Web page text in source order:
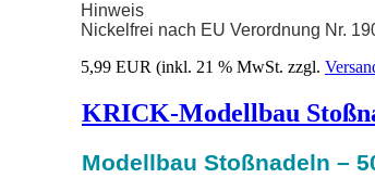
Hinweis
Nickelfrei nach EU Verordnung Nr.
5,99 EUR (inkl. 21 % MwSt. zzgl.
KRICK-Modellbau
Modellbau Stoßnadeln –